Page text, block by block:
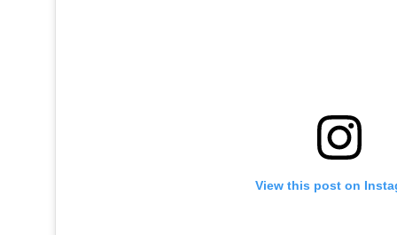
View this post on